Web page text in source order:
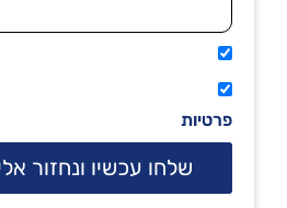
פרטיות
שלחו עכשיו ונחזור